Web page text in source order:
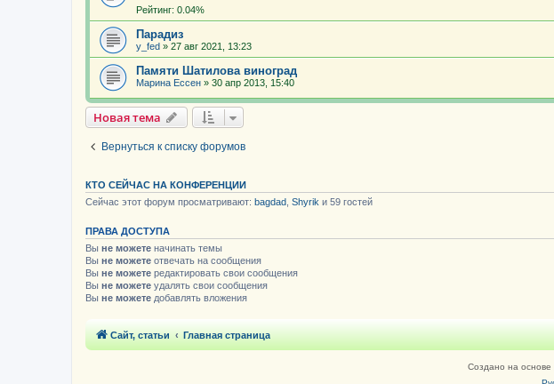
Рейтинг: 0.04%
Парадиз
y_fed » 27 авг 2021, 13:23
Памяти Шатилова виноград
Марина Ессен » 30 апр 2013, 15:40
Новая тема
Вернуться к списку форумов
КТО СЕЙЧАС НА КОНФЕРЕНЦИИ
Сейчас этот форум просматривают: bagdad Shyrik и 59 гостей
ПРАВА ДОСТУПА
Вы не можете начинать темы
Вы не можете отвечать на сообщения
Вы не можете редактировать свои сообщения
Вы не можете удалять свои сообщения
Вы не можете добавлять вложения
Сайт, статьи Главная страница
Создано на основе